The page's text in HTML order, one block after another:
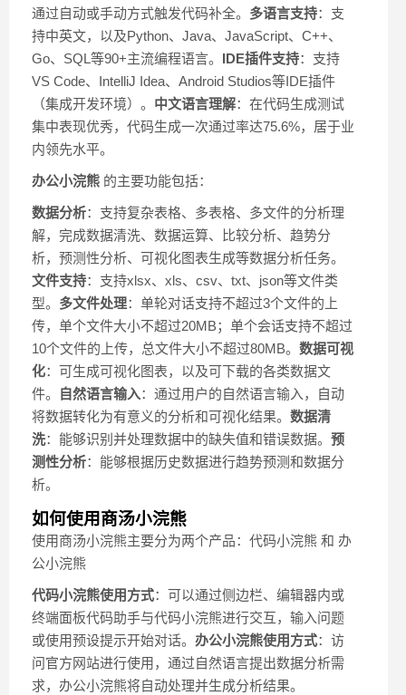
通过自动或手动方式触发代码补全。 多语言支持：支
持中英文，以及Python、Java、JavaScript、C++、
Go、SQL等90+主流编程语言。 IDE插件支持：支持
VS Code、IntelliJ Idea、Android Studios等IDE插件
（集成开发环境）。 中文语言理解：在代码生成测试
集中表现优秀，代码生成一次通过率达75.6%，居于业
内领先水平。
办公小浣熊 的主要功能包括：
数据分析：支持复杂表格、多表格、多文件的分析理
解，完成数据清洗、数据运算、比较分析、趋势分
析，预测性分析、可视化图表生成等数据分析任务。
文件支持：支持xlsx、xls、csv、txt、json等文件类
型。 多文件处理：单轮对话支持不超过3个文件的上
传，单个文件大小不超过20MB；单个会话支持不超过
10个文件的上传，总文件大小不超过80MB。 数据可视
化：可生成可视化图表，以及可下载的各类数据文
件。
自然语言输入：通过用户的自然语言输入，自动
将数据转化为有意义的分析和可视化结果。 数据清
洗：能够识别并处理数据中的缺失值和错误数据。 预
测性分析：能够根据历史数据进行趋势预测和数据分
析。
如何使用商汤小浣熊
使用商汤小浣熊主要分为两个产品：代码小浣熊 和 办
公小浣熊
代码小浣熊使用方式：可以通过侧边栏、编辑器内或
终端面板代码助手与代码小浣熊进行交互，输入问题
或使用预设提示开始对话。 办公小浣熊使用方式：访
问官方网站进行使用，通过自然语言提出数据分析需
求，办公小浣熊将自动处理并生成分析结果。